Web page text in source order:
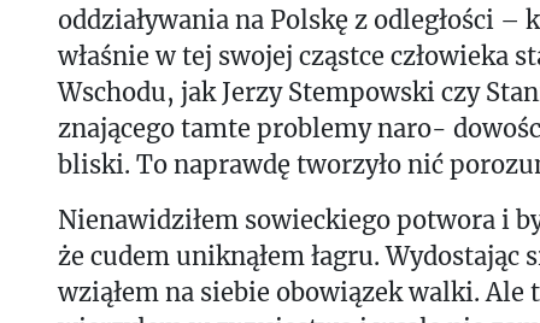
oddziaływania na Polskę z odległości –
właśnie w tej swojej cząstce człowieka
Wschodu, jak Jerzy Stempowski czy
znającego tamte problemy naro-
bliski. To naprawdę tworzyło nić
Nienawidziłem sowieckiego potwora i
że cudem uniknąłem łagru. Wydostając
wziąłem na siebie obowiązek walki. Ale